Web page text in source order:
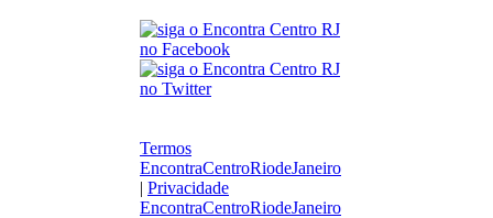
Termos
EncontraCentroRiodeJaneiro
| Privacidade
EncontraCentroRiodeJaneiro